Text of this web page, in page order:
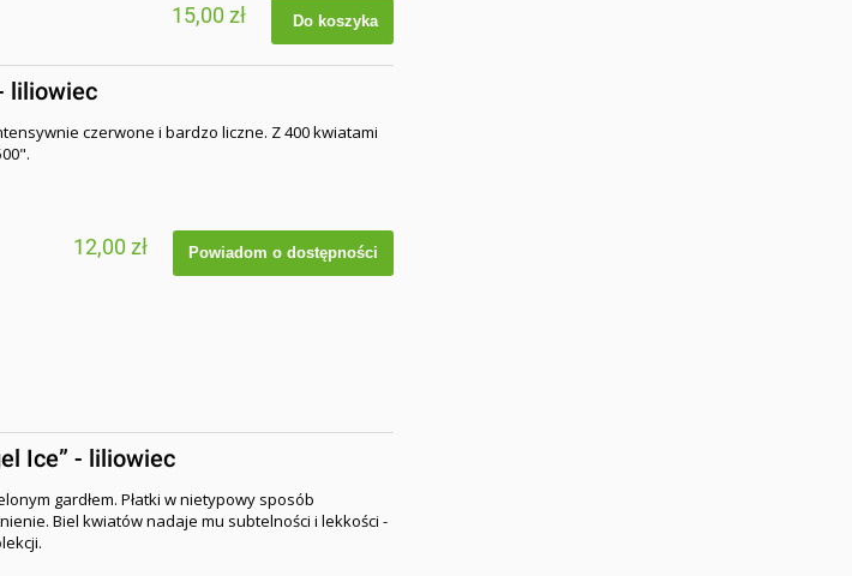
15,00 zł Do koszyka
liliowiec
czerwone i bardzo liczne. Z 400 kwiatami
12,00 zł Powiadom o dostępności
Ice” - liliowiec
gardłem. Płatki w nietypowy sposób
Biel kwiatów nadaje mu subtelności i lekkości -